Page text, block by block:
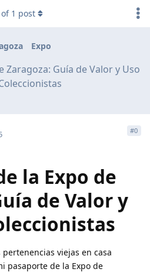
Expo
Zaragoza: Guía de Valor y Uso
of 1 post
#0
la Expo de
de Valor y
viejas en casa
pasaporte de la Expo de